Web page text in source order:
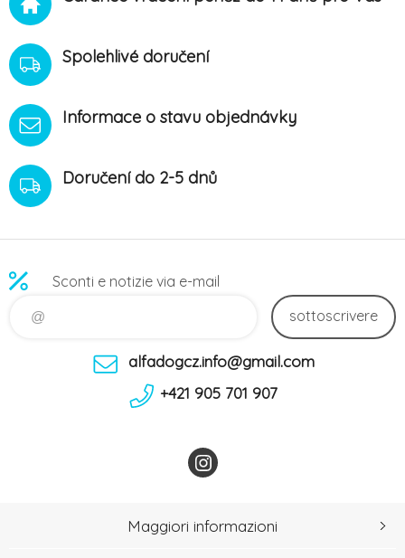
přípravkům, po kterých kůže
špiníNemastí jezdec
design umožní koni nerušený
výhled. Nep
Spolehlivé doručení
Informace o stavu objednávky
Doručení do 2-5 dnů
Sconti e notizie via e-mail
sottoscrivere
alfadogcz.info@gmail.com
+421 905 701 907
Maggiori informazioni